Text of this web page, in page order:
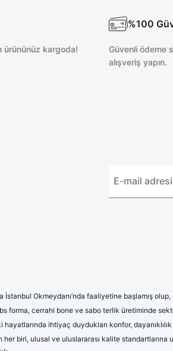
ürününüz kargoda!
%100
Güvenli ödeme
alışveriş yapın.
İstanbul Okmeydanı’nda faaliyetine başlamış
forma, cerrahi bone ve sabo terlik üretiminde
hayatlarında ihtiyaç duydukları konfor,
her biri, ulusal ve uluslararası kalite